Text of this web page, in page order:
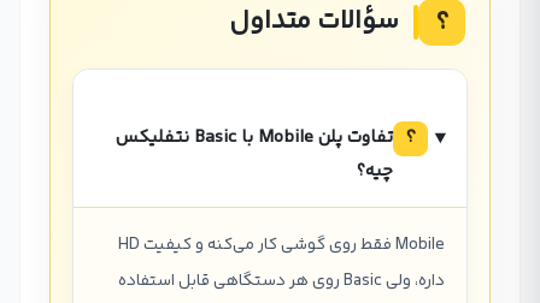
؟ سؤالات متداول
؟
تفاوت پلن Mobile با Basic نتفلیکس
چیه؟
Mobile فقط روی گوشی کار می‌کنه و کیفیت HD
داره، ولی Basic روی هر دستگاهی قابل استفاده